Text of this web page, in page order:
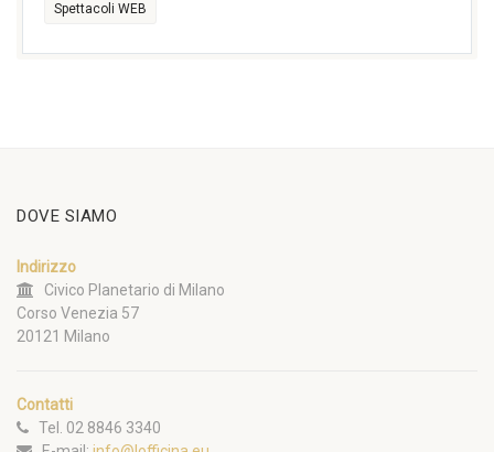
Spettacoli WEB
DOVE SIAMO
Indirizzo
Civico Planetario di Milano
Corso Venezia 57
20121 Milano
Contatti
Tel. 02 8846 3340